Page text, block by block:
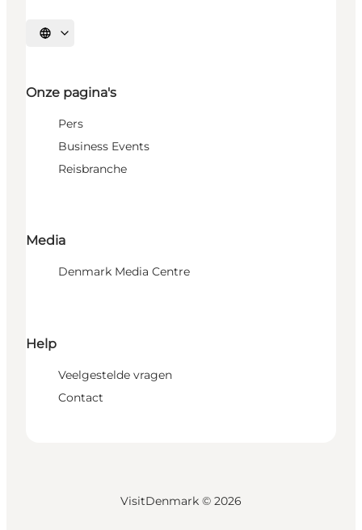
Selecteer taal
Onze pagina's
Pers
Business Events
Reisbranche
Media
Denmark Media Centre
Help
Veelgestelde vragen
Contact
VisitDenmark © 2026